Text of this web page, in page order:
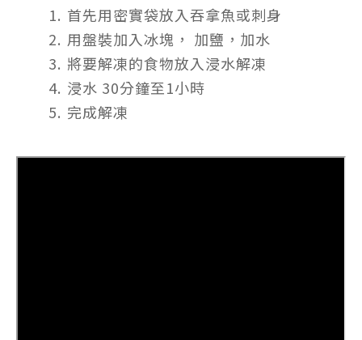
1.⁠ ⁠首先用密實袋放入吞拿魚或刺身
2.⁠ ⁠用盤裝加入冰塊， 加鹽，加水
3.⁠ ⁠將要解凍的食物放入浸水解凍
4.⁠ ⁠浸水 30分鐘至1小時
5.⁠ ⁠完成解凍